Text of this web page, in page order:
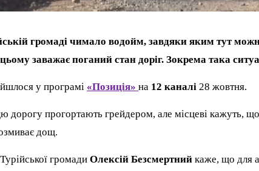
громаді чимало водойм, завдяки яким тут
заважає поганий стан доріг. Зокрема така
у програмі «Позиція» на 12 каналі 28 жовтня.
дорогу прогортають грейдером, але місцеві кажуть,
дощ.
громадиОлексій Безсмертний каже, що для